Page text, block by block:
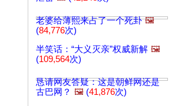
老婆给薄熙来占了一个死卦 🖼️
(84,776次)
半笑话：“大义灭亲”权威新解 🖼️
(109,564次)
恳请网友答疑：这是朝鲜网还是
古巴网？ 🖼️ (41,876次)